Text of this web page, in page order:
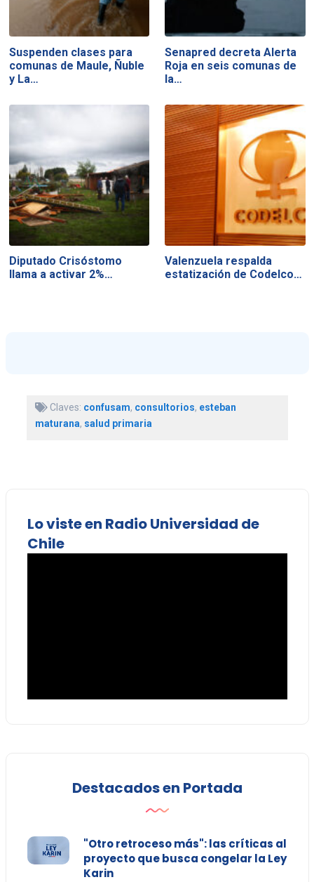
Suspenden clases para
comunas de Maule, Ñuble
y La…
Senapred decreta Alerta
Roja en seis comunas de
la…
Diputado Crisóstomo
llama a activar 2%…
Valenzuela respalda
estatización de Codelco…
Claves: confusam, consultorios, esteban
maturana, salud primaria
Lo viste en Radio Universidad de
Chile
Destacados en Portada
"Otro retroceso más": las críticas al
proyecto que busca congelar la Ley
Karin